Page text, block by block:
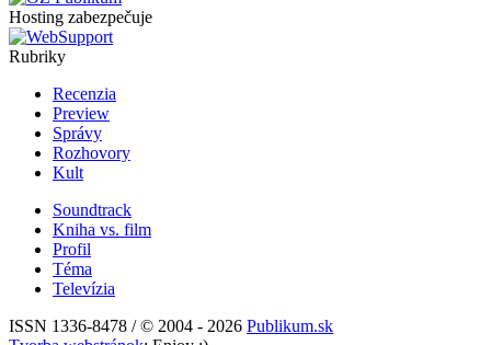
Hosting zabezpečuje
Rubriky
Recenzia
Preview
Správy
Rozhovory
Kult
Soundtrack
Kniha vs. film
Profil
Téma
Televízia
ISSN 1336-8478 / © 2004 - 2026 Publikum.sk